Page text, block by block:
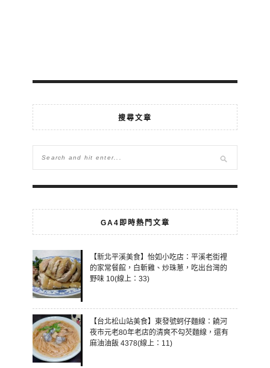
搜尋文章
GA4即時熱門文章
【新北平溪美食】怡如小吃店：平溪老街裡
的家常餐館，白斬雞、炒珠蔥，吃出台灣的
野味 10(線上：33)
【台北松山站美食】東發號蚵仔麵線：饒河
夜市元老80年老店的清爽不勾芡麵線，還有
麻油油飯 4378(線上：11)